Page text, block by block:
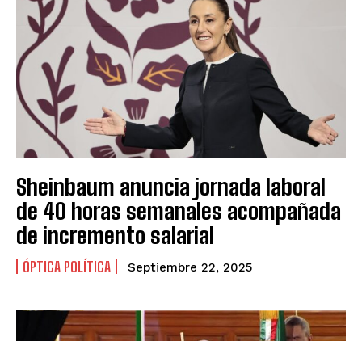
Sheinbaum anuncia jornada laboral
de 40 horas semanales acompañada
de incremento salarial
ÓPTICA POLÍTICA Septiembre 22, 2025